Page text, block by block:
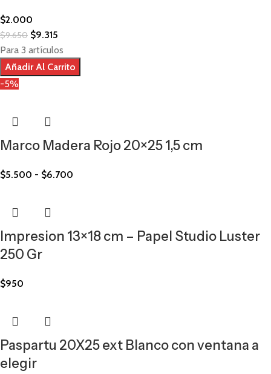
$2.000
$9.650 $9.315
Para 3 artículos
Añadir Al Carrito
-5%
Marco Madera Rojo 20×25 1,5 cm
$5.500 - $6.700
Impresion 13×18 cm – Papel Studio Luster
250 Gr
$950
Paspartu 20X25 ext Blanco con ventana a
elegir